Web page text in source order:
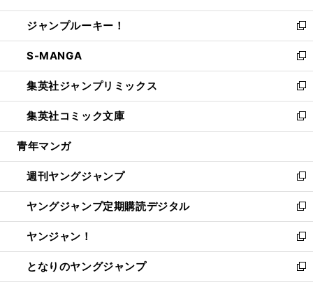
開
く
ウ
で
開
く
ン
ド
ウ
で
開
く
ウ
ィ
ン
ド
ウ
で
開
く
し
い
ウ
ィ
ン
ド
ウ
で
開
ジャンプルーキー！
新
し
い
ウ
ィ
ン
ド
ウ
開
く
S-MANGA
新
し
い
ウ
ィ
ン
ウ
で
開
く
集英社ジャンプリミックス
新
し
い
ウ
ン
ド
ウ
で
開
く
集英社コミック文庫
新
し
ウ
ィ
ン
ド
ウ
で
開
く
青年マンガ
週刊ヤングジャンプ
新
し
い
ウ
ィ
ン
ド
ウ
ヤングジャンプ定期購読デジタル
新
し
い
ウ
ィ
ン
ヤンジャン！
新
し
い
ウ
となりのヤングジャンプ
新
し